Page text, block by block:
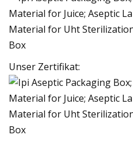
Unser Zertifikat: